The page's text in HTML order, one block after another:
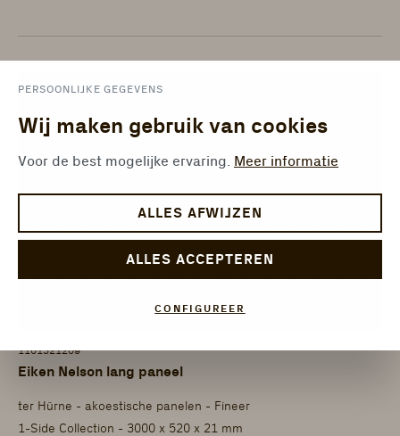
1101321209
Eiken Nelson lang paneel
ter Hürne - akoestische panelen - Fineer
1-Side Collection - 3000 x 520 x 21 mm
PERSOONLIJKE GEGEVENS
Wij maken gebruik van cookies
Voor de best mogelijke ervaring. Meer informatie
ALLES AFWIJZEN
ALLES ACCEPTEREN
CONFIGUREER